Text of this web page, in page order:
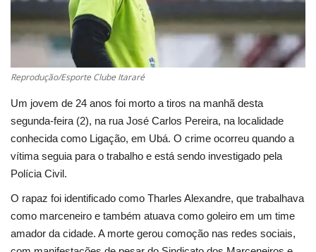
Sua Cidade
Política
Trânsito
Segurança Pública
Economia
Reprodução/Esporte Clube Itararé
Um jovem de 24 anos foi morto a tiros na manhã desta
segunda-feira (2), na rua José Carlos Pereira, na localidade
conhecida como Ligação, em Ubá. O crime ocorreu quando a
vítima seguia para o trabalho e está sendo investigado pela
Polícia Civil.
O rapaz foi identificado como Tharles Alexandre, que trabalhava
como marceneiro e também atuava como goleiro em um time
amador da cidade. A morte gerou comoção nas redes sociais,